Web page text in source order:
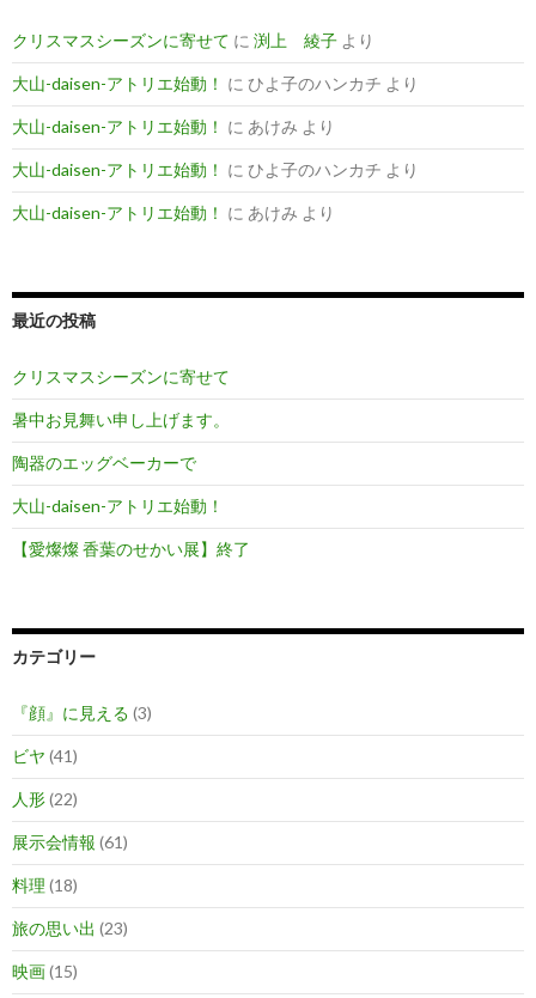
クリスマスシーズンに寄せて に 渕上 綾子 より
大山-daisen-アトリエ始動！ に ひよ子のハンカチ より
大山-daisen-アトリエ始動！ に あけみ より
大山-daisen-アトリエ始動！ に ひよ子のハンカチ より
大山-daisen-アトリエ始動！ に あけみ より
最近の投稿
クリスマスシーズンに寄せて
暑中お見舞い申し上げます。
陶器のエッグベーカーで
大山-daisen-アトリエ始動！
【愛燦燦 香葉のせかい展】終了
カテゴリー
『顔』に見える (3)
ビヤ (41)
人形(22)
展示会情報 (61)
料理 (18)
旅の思い出 (23)
映画(15)